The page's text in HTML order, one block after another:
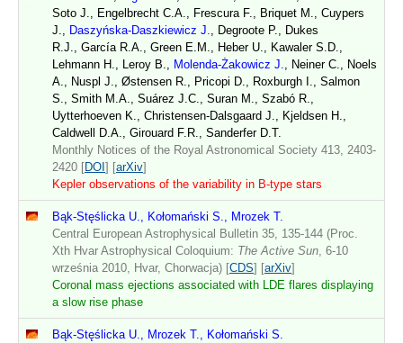
Soto J., Engelbrecht C.A., Frescura F., Briquet M., Cuypers
J., Daszyńska-Daszkiewicz J.
, Degroote P., Dukes
R.J., García R.A., Green E.M., Heber U., Kawaler S.D.,
Lehmann H., Leroy B., Molenda-Żakowicz J.
, Neiner C., Noels
A., Nuspl J., Østensen R., Pricopi D., Roxburgh I., Salmon
S., Smith M.A., Suárez J.C., Suran M., Szabó R.,
Uytterhoeven K., Christensen-Dalsgaard J., Kjeldsen H.,
Caldwell D.A., Girouard F.R., Sanderfer D.T.
Monthly Notices of the Royal Astronomical Society 413, 2403-
2420 [DOI] [arXiv]
Kepler observations of the variability in B-type stars
Bąk-Stęślicka U., Kołomański S., Mrozek T.
Central European Astrophysical Bulletin 35, 135-144 (Proc.
Xth Hvar Astrophysical Coloquium: The Active Sun , 6-10
września 2010, Hvar, Chorwacja) [CDS] [arXiv]
Coronal mass ejections associated with LDE flares displaying
a slow rise phase
Bąk-Stęślicka U., Mrozek T., Kołomański S.